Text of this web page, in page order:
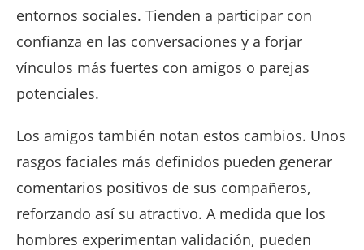
entornos sociales. Tienden a participar con
confianza en las conversaciones y a forjar
vínculos más fuertes con amigos o parejas
potenciales.
Los amigos también notan estos cambios. Unos
rasgos faciales más definidos pueden generar
comentarios positivos de sus compañeros,
reforzando así su atractivo. A medida que los
hombres experimentan validación, pueden